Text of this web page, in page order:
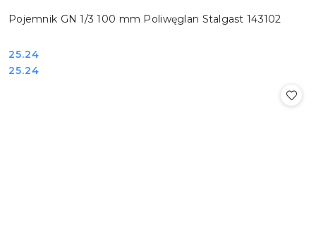
Pojemnik GN 1/3 100 mm Poliwęglan Stalgast 143102
Cena:
25.24
Cena:
25.24